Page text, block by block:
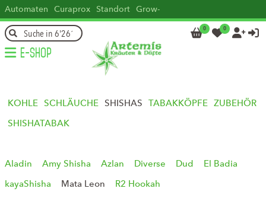
Automaten Curaprox Standort Grow-
how Head Kontakt 0 0  
E-Shop
KOHLE SCHLÄUCHE SHISHAS TABAKKÖPFE ZUBEHÖR
SHISHATABAK
Aladin Amy Shisha Azlan Diverse Dud
El Badia
kayaShisha
Mata Leon R2 Hookah